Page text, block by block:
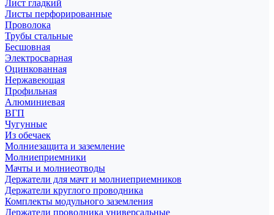
Лист гладкий
Листы перфорированные
Проволока
Трубы стальные
Бесшовная
Электросварная
Оцинкованная
Нержавеющая
Профильная
Алюминиевая
ВГП
Чугунные
Из обечаек
Молниезащита и заземление
Молниеприемники
Мачты и молниеотводы
Держатели для мачт и молниеприемников
Держатели круглого проводника
Комплекты модульного заземления
Держатели проводника универсальные